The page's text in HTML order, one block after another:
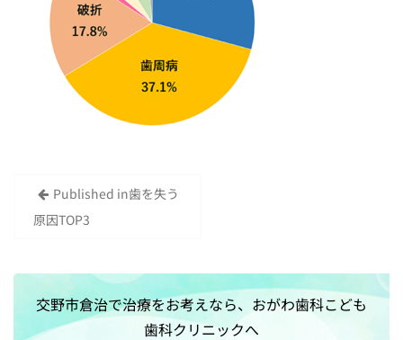
投
稿
ビ
ゲ
Published in歯を失う
原因TOP3
交野市倉治で治療をお考えなら、おがわ歯科こども
歯科クリニックへ